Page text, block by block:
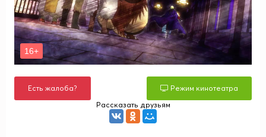
Есть жалоба?
Режим кинотеатра
Рассказать друзьям